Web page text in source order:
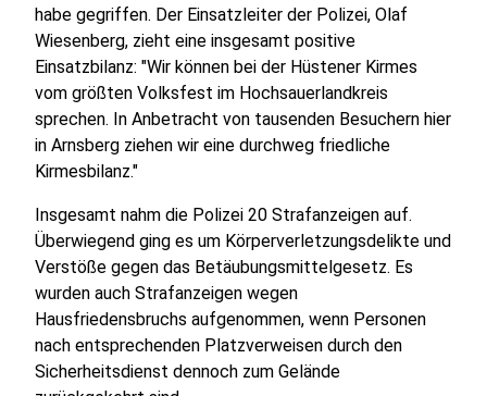
habe gegriffen. Der Einsatzleiter der Polizei, Olaf
Wiesenberg, zieht eine insgesamt positive
Einsatzbilanz: "Wir können bei der Hüstener Kirmes
vom größten Volksfest im Hochsauerlandkreis
sprechen. In Anbetracht von tausenden Besuchern hier
in Arnsberg ziehen wir eine durchweg friedliche
Kirmesbilanz."
Insgesamt nahm die Polizei 20 Strafanzeigen auf.
Überwiegend ging es um Körperverletzungsdelikte und
Verstöße gegen das Betäubungsmittelgesetz. Es
wurden auch Strafanzeigen wegen
Hausfriedensbruchs aufgenommen, wenn Personen
nach entsprechenden Platzverweisen durch den
Sicherheitsdienst dennoch zum Gelände